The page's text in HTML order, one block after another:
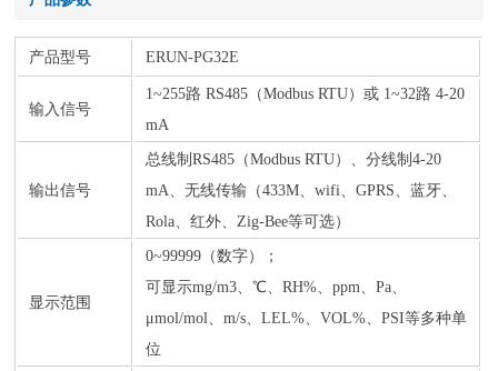
产品型号 ERUN-PG32E
输入信号
1~255路 RS485（Modbus RTU）或 1~32路 4-20
mA
输出信号
总线制RS485（Modbus RTU）、分线制4-20
mA、无线传输（433M、wifi、GPRS、蓝牙、
Rola、红外、Zig-Bee等可选）
显示范围
0~99999（数字）；
可显示mg/m3、℃、RH%、ppm、Pa、
μmol/mol、m/s、LEL%、VOL%、PSI等多种单
位